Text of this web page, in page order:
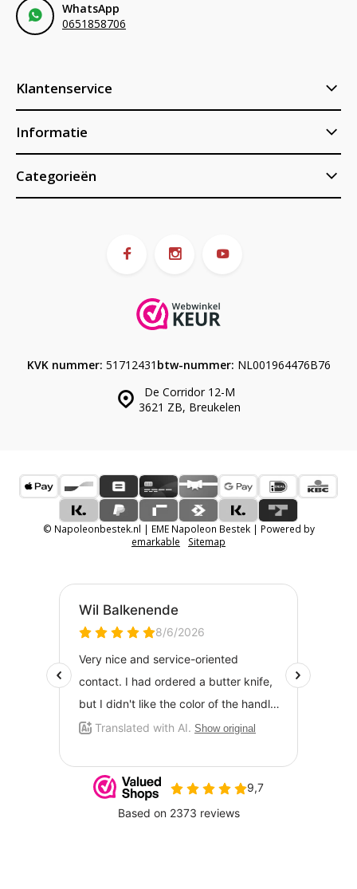
WhatsApp
0651858706
Klantenservice
Informatie
Categorieën
De Corridor 12-M
3621 ZB, Breukelen
KVK nummer: 51712431 btw-nummer: NL001964476B76
© Napoleonbestek.nl | EME Napoleon Bestek | Powered by
emarkable
Sitemap